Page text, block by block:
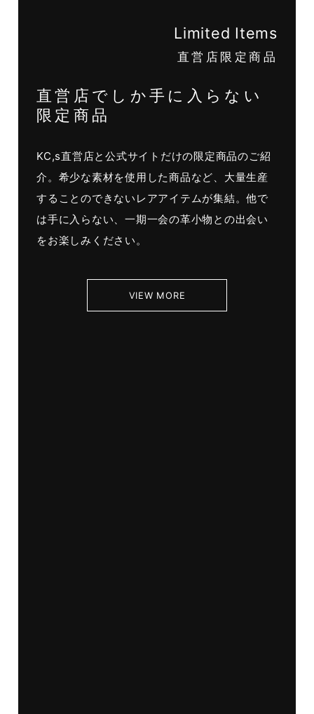
Limited Items
直営店限定商品
直営店でしか手に入らない
限定商品
KC,s直営店と公式サイトだけの限定商品のご紹
介。希少な素材を使用した商品など、大量生産
することのできないレアアイテムが集結。他で
は手に入らない、一期一会の革小物との出会い
をお楽しみください。
VIEW MORE